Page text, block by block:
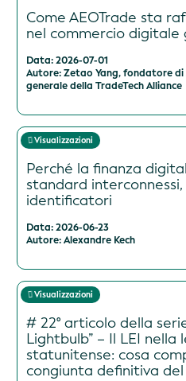
Come AEOTrade sta
nel commercio digitale
Data: 2026-07-01
Autore: Zetao Yang, fondatore di
generale della TradeTech Alliance
Visualizzazioni
Perché la finanza
standard
identificatori
Data: 2026-06-23
Autore: Alexandre Kech
Visualizzazioni
# 22° articolo della
Lightbulb” – Il LEI nella
statunitense: cosa
congiunta definitiva del